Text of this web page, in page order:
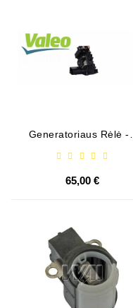
Generatoriaus Rėlė - /
65,00 €